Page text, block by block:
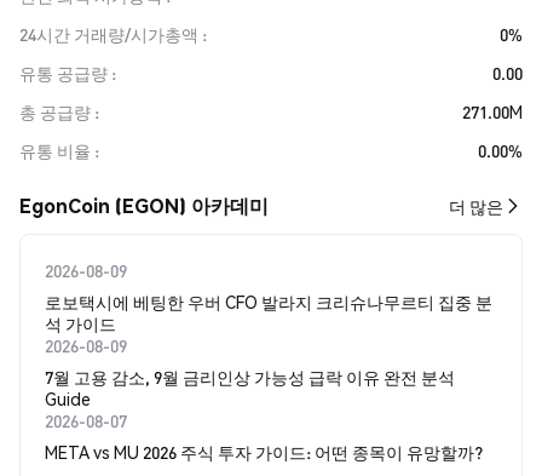
24시간 거래량/시가총액
0%
유통 공급량
0.00
총 공급량
271.00M
유통 비율
0.00%
EgonCoin (EGON) 아카데미 더 많은
2026-08-09
로보택시에 베팅한 우버 CFO 발라지 크리슈나무르티 집중 분
석 가이드
2026-08-09
7월 고용 감소, 9월 금리인상 가능성 급락 이유 완전 분석
Guide
2026-08-07
META vs MU 2026 주식 투자 가이드: 어떤 종목이 유망할까?